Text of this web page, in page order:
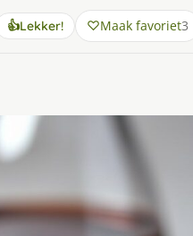
👍Lekker! Maak favoriet3